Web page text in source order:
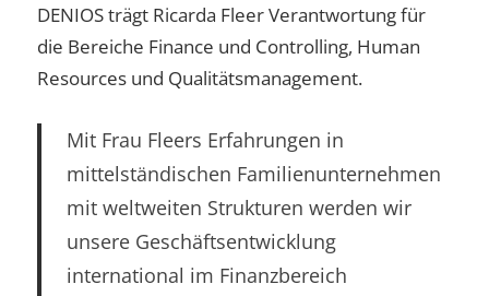
DENIOS trägt Ricarda Fleer Verantwortung für
die Bereiche Finance und Controlling, Human
Resources und Qualitätsmanagement.
Mit Frau Fleers Erfahrungen in
mittelständischen Familienunternehmen
mit weltweiten Strukturen werden wir
unsere Geschäftsentwicklung
international im Finanzbereich